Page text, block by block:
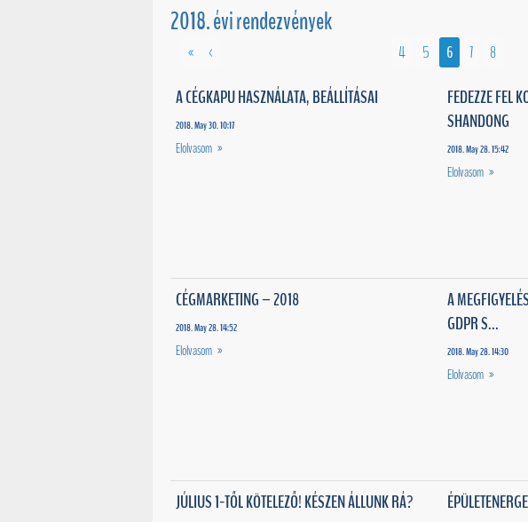
2018. évi rendezvények
« < 4 5 6 7 8
A CÉGKAPU HASZNÁLATA, BEÁLLÍTÁSAI
2018. May 30. 10:17
Elolvasom »
FEDEZZE FEL
SHANDONG
2018. May 28. 15:42
Elolvasom »
CÉGMARKETING – 2018
2018. May 28. 14:52
Elolvasom »
A
GDPR S...
2018. May 28. 14:30
Elolvasom »
JÚLIUS 1-TŐL KÖTELEZŐ! KÉSZEN ÁLLUNK RÁ?